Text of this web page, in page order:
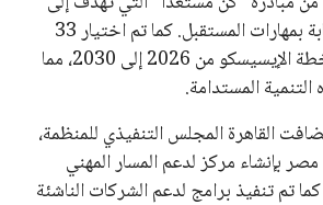
تأهيل مليون شاب وشابة بمهارات المستقبل. كما تم اختيار 33
مشروعًا مصريًا ضمن خطة الإيسيسكو من 2026 إلى 2030، مما
المستدامة.
القاهرة المجلس التنفيذي للمنظمة،
بإنشاء مركز لدعم المسار المهني
تم تنفيذ برامج لدعم الشركات الناشئة